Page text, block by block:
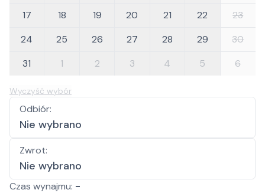
17
18 19 20 21 22
23
24
25 26 27 28 29
30
31
1 2 3 4 5 6
Wyczyść wybór
Odbiór:
Nie wybrano
Zwrot:
Nie wybrano
Czas wynajmu: -